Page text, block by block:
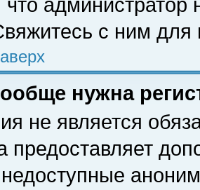
с ним для
нужна
не является
предоставляет